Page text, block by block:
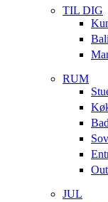
TIL DIG
RUM
JUL